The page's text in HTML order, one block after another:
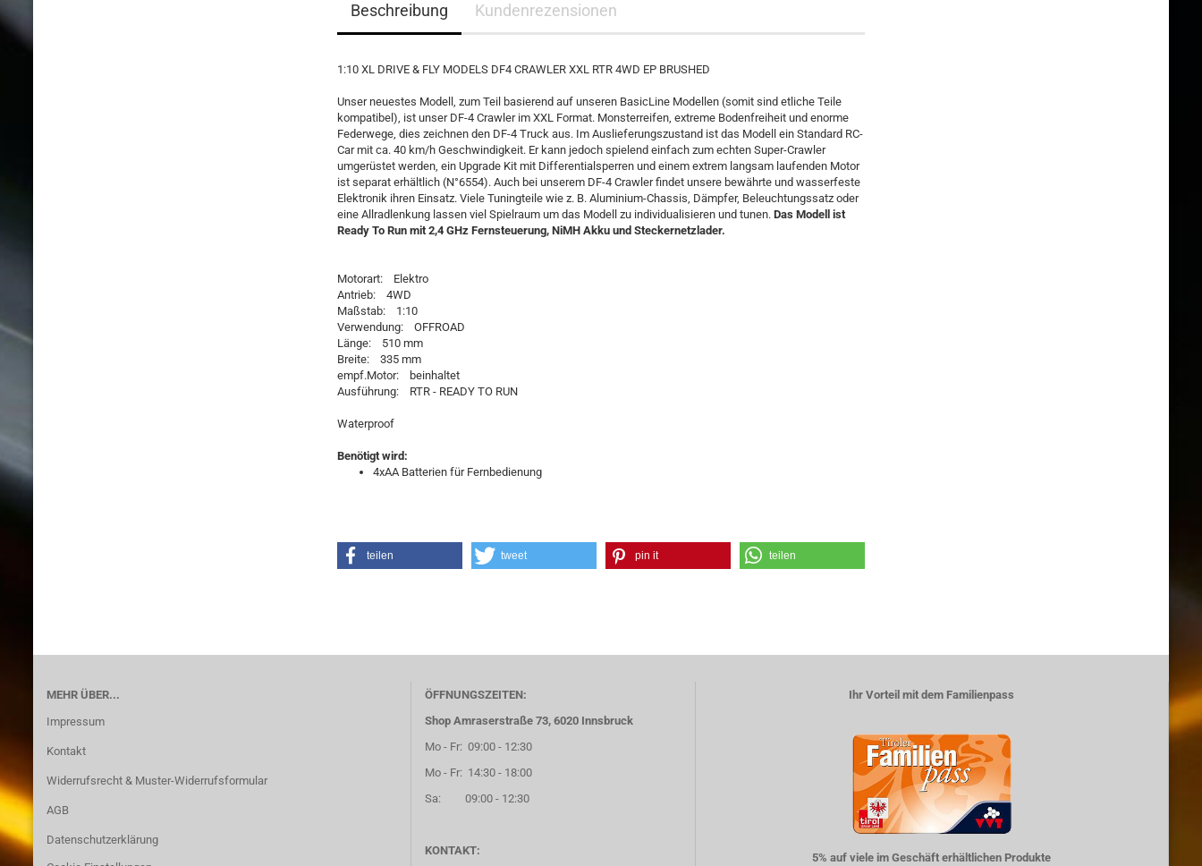
Beschreibung Kundenrezensionen
1:10 XL DRIVE & FLY MODELS DF4 CRAWLER XXL RTR 4WD EP BRUSHED
Unser neuestes Modell, zum Teil basierend auf unseren BasicLine Modellen (somit sind etliche Teile
kompatibel), ist unser DF-4 Crawler im XXL Format. Monsterreifen, extreme Bodenfreiheit und enorme
Federwege, dies zeichnen den DF-4 Truck aus. Im Auslieferungszustand ist das Modell ein Standard RC-
Car mit ca. 40 km/h Geschwindigkeit. Er kann jedoch spielend einfach zum echten Super-Crawler
umgerüstet werden, ein Upgrade Kit mit Differentialsperren und einem extrem langsam laufenden Motor
ist separat erhältlich (N°6554). Auch bei unserem DF-4 Crawler findet unsere bewährte und wasserfeste
Elektronik ihren Einsatz. Viele Tuningteile wie z. B. Aluminium-Chassis, Dämpfer, Beleuchtungssatz oder
eine Allradlenkung lassen viel Spielraum um das Modell zu individualisieren und tunen. Das Modell ist
Ready To Run mit 2,4 GHz Fernsteuerung, NiMH Akku und Steckernetzlader.
Motorart: Elektro
Antrieb: 4WD
Maßstab: 1:10
Verwendung: OFFROAD
Länge: 510 mm
Breite: 335 mm
empf.Motor: beinhaltet
Ausführung: RTR - READY TO RUN
Waterproof
Benötigt wird:
4xAA Batterien für Fernbedienung
teilen tweet pin it teilen
MEHR ÜBER...
Impressum
Kontakt
Widerrufsrecht & Muster-Widerrufsformular
AGB
Datenschutzerklärung
ÖFFNUNGSZEITEN:
Shop Amraserstraße 73, 6020 Innsbruck
Mo - Fr: 09:00 - 12:30
Mo - Fr: 14:30 - 18:00
Sa: 09:00 - 12:30
KONTAKT:
Ihr Vorteil mit dem Familienpass
5% auf viele im Geschäft erhältlichen Produkte